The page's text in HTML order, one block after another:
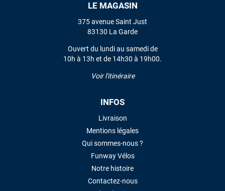
LE MAGASIN
375 avenue Saint Just
83130 La Garde
Ouvert du lundi au samedi de
10h à 13h et de 14h30 à 19h00.
Voir l'itinéraire
INFOS
Livraison
Mentions légales
Qui sommes-nous ?
Funway Vélos
Notre histoire
Contactez-nous